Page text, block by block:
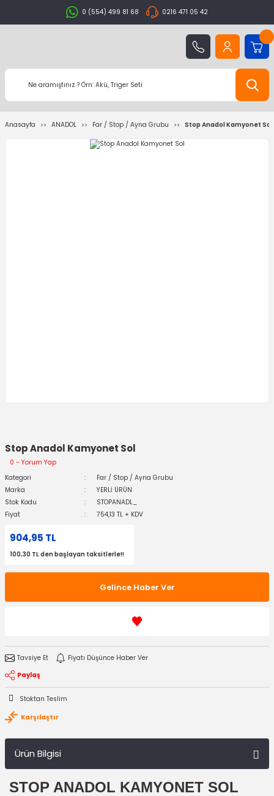
0 (554) 499 81 68 0216 471 05 42
Anasayfa ANADOL Far / Stop / Ayna Grubu Stop Anadol Kamyonet Sol
Stop Anadol Kamyonet Sol
0 - Yorum Yap
Kategori
Far / Stop / Ayna Grubu
Marka
YERLİ ÜRÜN
Stok Kodu
STOPANADL_
Fiyat
754,13 TL + KDV
904,95 TL
100,30 TL den başlayan taksitlerle!!
Gelince Haber Ver
Tavsiye Et
Fiyatı Düşünce Haber Ver
Paylaş
Stoktan Teslim
Karşılaştır
Ürün Bilgisi
STOP ANADOL KAMYONET SOL